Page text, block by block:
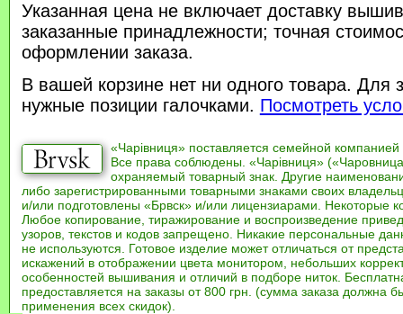
Указанная цена не включает доставку
заказанные принадлежности; точная
оформлении заказа.
В вашей корзине нет ни одного товара. Для
нужные позиции галочками. Посмотреть
«Чарівниця» поставляется семейной компанией
Все права соблюдены. «Чарівниця»
охраняемый товарный знак. Другие
либо зарегистрированными товарными знаками своих
и/или подготовлены «Брвск» и/или лицензиарами. Некоторые
Любое копирование, тиражирование и воспроизведение
узоров, текстов и кодов запрещено. Никакие персональные
не используются. Готовое изделие может отличаться от
искажений в отображении цвета монитором, небольших
особенностей вышивания и отличий в подборе ниток.
предоставляется на заказы от 800 грн. (сумма заказа должна
применения всех скидок).